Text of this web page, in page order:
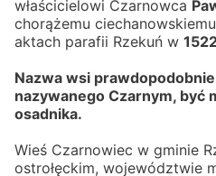
właścicielowi Czarnowca
chorążemu
aktach parafii Rzekuń w
Nazwa wsi
nazywanego Czarnym, być
osadnika.
Wieś Czarnowiec w gminie